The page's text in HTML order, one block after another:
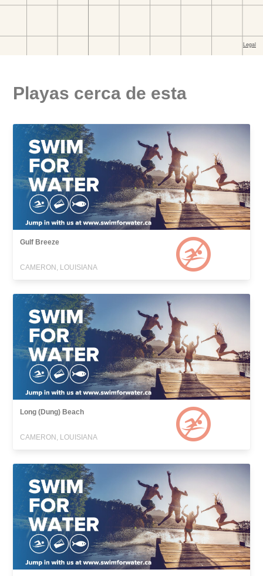
Playas cerca de esta
Gulf Breeze
CAMERON, LOUISIANA
Long (Dung) Beach
CAMERON, LOUISIANA